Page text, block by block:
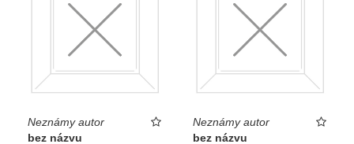
Neznámy autor
bez názvu
Neznámy autor
bez názvu